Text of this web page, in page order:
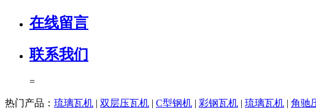
在线留言
联系我们
=
热门产品： 琉璃瓦机 | 双层压瓦机 | C型钢机 | 彩钢瓦机 | 琉璃瓦机 | 角驰